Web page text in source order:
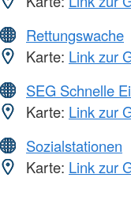
Rettungswache
Karte: Link zur
SEG Schnelle
Karte: Link zur
Sozialstationen
Karte: Link zur